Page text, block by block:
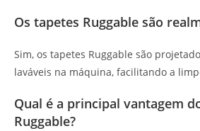
Os tapetes Ruggable são
Sim, os tapetes Ruggable são
laváveis na máquina, facilitando a
Qual é a principal vantagem
Ruggable?